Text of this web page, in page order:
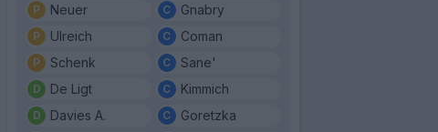
Neuer
Ulreich
Schenk
De Ligt
Davies A.
Gnabry
Coman
Sane'
Kimmich
Goretzka